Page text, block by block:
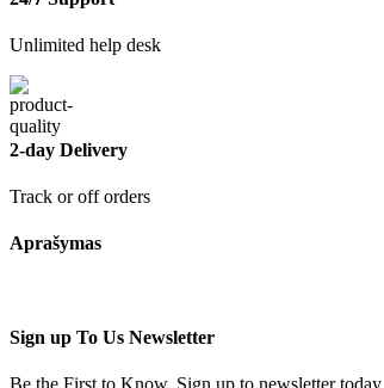
Unlimited help desk
2-day Delivery
Track or off orders
Aprašymas
Sign up To Us Newsletter
Be the First to Know. Sign up to newsletter today